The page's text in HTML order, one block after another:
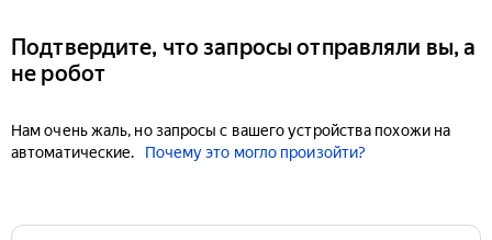
Подтвердите, что запросы отправляли вы, а
не робот
Нам очень жаль, но запросы с вашего устройства похожи на
автоматические.
Почему это могло произойти?